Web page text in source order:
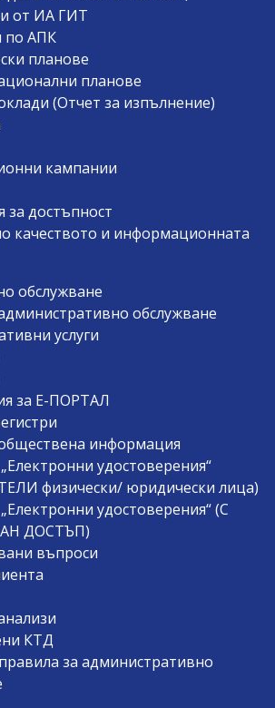
от ИА ГИТ
по АПК
планове
планове
(Отчет за изпълнение)
кампании
за достъпност
качеството и информационната
обслужване
обслужване
услуги
за Е-ПОРТАЛ
информация
удостоверения“
физически/ юридически лица)
удостоверения“ (С
ДОСТЪП)
въпроси
КТД
за административно